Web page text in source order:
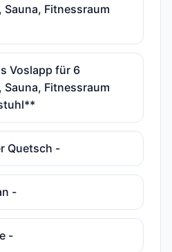
Sauna, Fitnessraum
Voslapp für 6
Sauna, Fitnessraum
Quetsch -
-
-